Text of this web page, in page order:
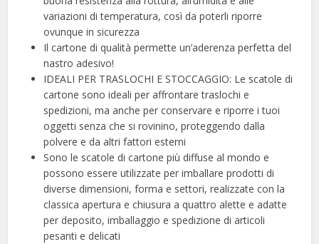
variazioni di temperatura, così da poterli riporre
ovunque in sicurezza
Il cartone di qualità permette un’aderenza perfetta del
nastro adesivo!
IDEALI PER TRASLOCHI E STOCCAGGIO: Le scatole di
cartone sono ideali per affrontare traslochi e
spedizioni, ma anche per conservare e riporre i tuoi
oggetti senza che si rovinino, proteggendo dalla
polvere e da altri fattori esterni
Sono le scatole di cartone più diffuse al mondo e
possono essere utilizzate per imballare prodotti di
diverse dimensioni, forma e settori, realizzate con la
classica apertura e chiusura a quattro alette e adatte
per deposito, imballaggio e spedizione di articoli
pesanti e delicati